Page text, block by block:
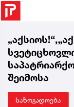
შეიმოსა
საზოგადოება